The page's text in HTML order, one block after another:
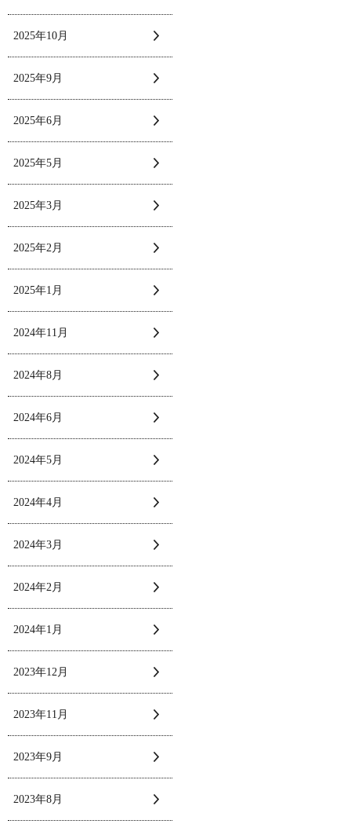
2025年10月
2025年9月
2025年6月
2025年5月
2025年3月
2025年2月
2025年1月
2024年11月
2024年8月
2024年6月
2024年5月
2024年4月
2024年3月
2024年2月
2024年1月
2023年12月
2023年11月
2023年9月
2023年8月